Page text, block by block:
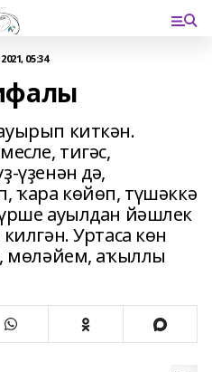
05:34
киткән.
тигәс,
үҙенән дә,
ҡара көйөп, түшәккә
ауылдан йәшлек
Уртаса көн
мөләйем, аҡыллы